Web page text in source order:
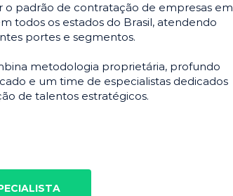
o padrão de contratação de empresas em
todos os estados do Brasil, atendendo
portes e segmentos.
metodologia proprietária, profundo
e um time de especialistas dedicados
de talentos estratégicos.